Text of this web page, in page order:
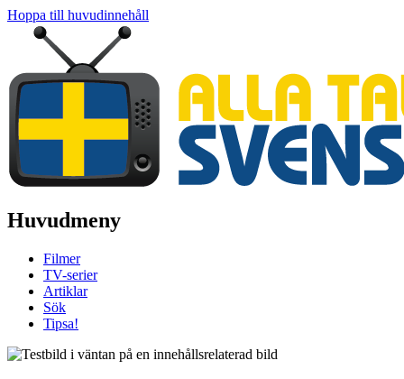
Hoppa till huvudinnehåll
Huvudmeny
Filmer
TV-serier
Artiklar
Sök
Tipsa!